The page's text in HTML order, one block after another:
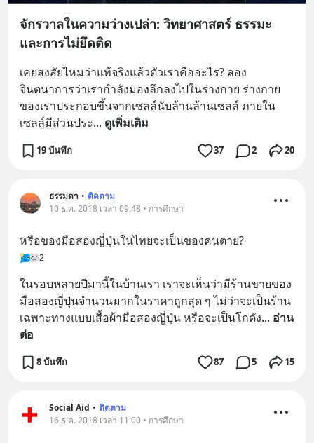
จักรวาลในความว่างเปล่า: วิทยาศาสตร์ ธรรมะ
และการไม่ยึดติด
เคยสงสัยไหมว่าแท้จริงแล้วตัวเราคืออะไร? ลอง
จินตนาการว่าเรากำลังมองลึกลงไปในร่างกาย ร่างกาย
ของเราประกอบขึ้นจากเซลล์นับล้านล้านเซลล์ ภายใน
เซลล์มีส่วนประ... ดูเพิ่มเติม
19 บันทึก 37 2 20
ธรรมดา • ติดตาม
10 ธ.ค. 2018 เวลา 09:48 • การศึกษา
หรือของมือสองญี่ปุ่นในไทยจะเป็นของคนตาย?
2
ในรอบหลายปีมานี้ในบ้านเรา เราจะเห็นว่ามีร้านขายของ
มือสองญี่ปุ่นจำนวนมากในราคาถูกสุด ๆ ไม่ว่าจะเป็นร้าน
เฉพาะทางแบบเสื้อผ้ามือสองญี่ปุ่น หรือจะเป็นโกดัง... อ่าน
ต่อ
8 บันทึก 87 5 15
Social Aid • ติดตาม
16 ธ.ค. 2018 เวลา 11:00 • การศึกษา